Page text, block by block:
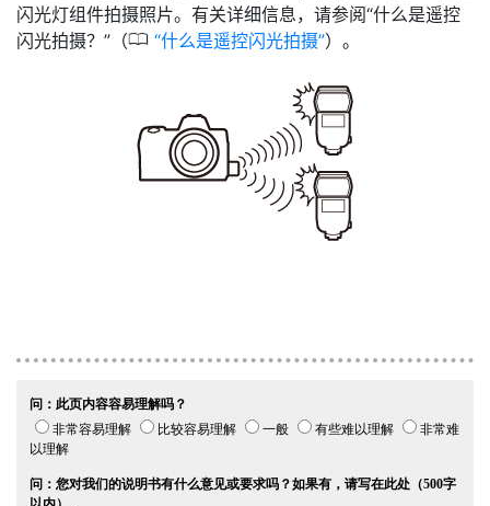
闪光灯组件拍摄照片。有关详细信息，请参阅“什么是遥控
闪光拍摄？”（0 什么是遥控闪光拍摄 ）。